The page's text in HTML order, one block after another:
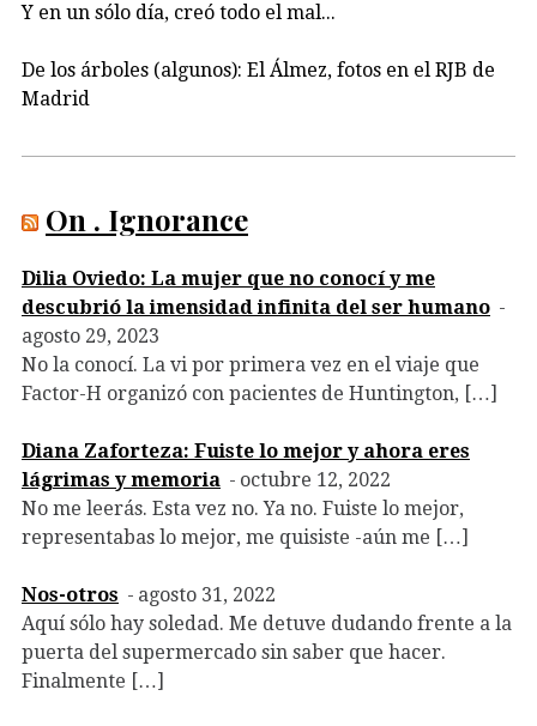
Y en un sólo día, creó todo el mal...
De los árboles (algunos): El Álmez, fotos en el RJB de
Madrid
On . Ignorance
Dilia Oviedo: La mujer que no conocí y me
descubrió la imensidad infinita del ser humano
agosto 29, 2023
No la conocí. La vi por primera vez en el viaje que
Factor-H organizó con pacientes de Huntington, […]
Diana Zaforteza: Fuiste lo mejor y ahora eres
lágrimas y memoria
octubre 12, 2022
No me leerás. Esta vez no. Ya no. Fuiste lo mejor,
representabas lo mejor, me quisiste -aún me […]
Nos-otros
agosto 31, 2022
Aquí sólo hay soledad. Me detuve dudando frente a la
puerta del supermercado sin saber que hacer.
Finalmente […]